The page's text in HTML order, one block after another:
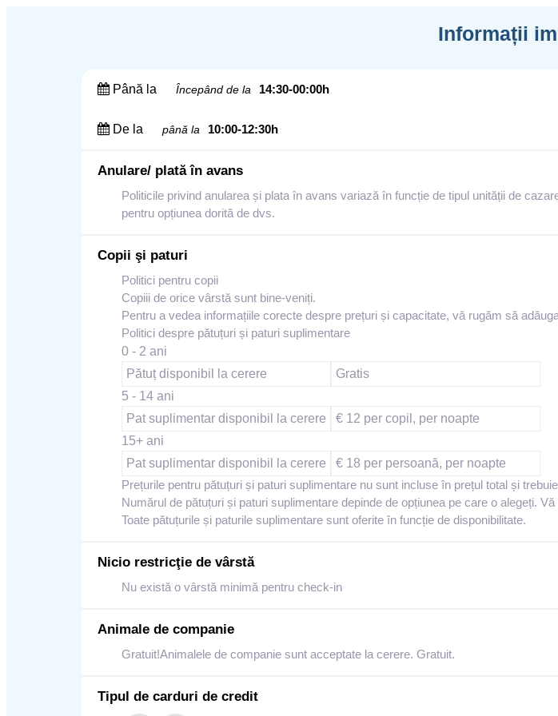
Informații
Până la Începând de la 14:30-00:00h
De la până la 10:00-12:30h
Anulare/ plată în avans
Politicile privind anularea și plata în avans variază în funcție de tipul unității de
pentru opțiunea dorită de dvs.
Copii şi paturi
Politici pentru copii
Copiii de orice vârstă sunt bine-veniți.
Pentru a vedea informațiile corecte despre prețuri și capacitate, vă rugăm să
Politici despre pătuțuri și paturi suplimentare
0 - 2 ani
Pătuț disponibil la cerere
Gratis
5 - 14 ani
Pat suplimentar disponibil la cerere
€ 12 per copil, per noapte
15+ ani
Pat suplimentar disponibil la cerere
€ 18 per persoană, per noapte
Prețurile pentru pătuțuri și paturi suplimentare nu sunt incluse în prețul total și
Numărul de pătuțuri și paturi suplimentare depinde de opțiunea pe care o alegeți.
Toate pătuțurile și paturile suplimentare sunt oferite în funcție de disponibilitate.
Nicio restricţie de vârstă
Nu există o vârstă minimă pentru check-in
Animale de companie
Gratuit!Animalele de companie sunt acceptate la cerere. Gratuit.
Tipul de carduri de credit